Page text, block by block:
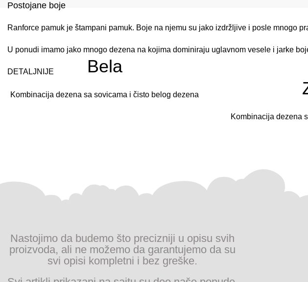
Postojane boje
Ranforce pamuk je štampani pamuk. Boje na njemu su jako izdržljive i posle mnogo
U ponudi imamo jako mnogo dezena na kojima dominiraju uglavnom vesele i jarke
DETALJNIJE Bela
Kombinacija dezena sa sovicama i čisto belog dezena
Kombinacija dezena
Nastojimo da budemo što precizniji u opisu svih
proizvoda, ali ne možemo da garantujemo da su
svi opisi kompletni i bez greške.